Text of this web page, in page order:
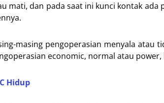
mati, dan pada saat ini kunci kontak
masing pengoperasian menyala atau
economic, normal atau
Hidup